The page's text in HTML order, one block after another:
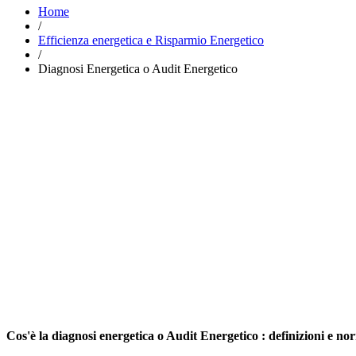
Home
/
Efficienza energetica e Risparmio Energetico
/
Diagnosi Energetica o Audit Energetico
Cos'è la diagnosi energetica o Audit Energetico : definizioni e